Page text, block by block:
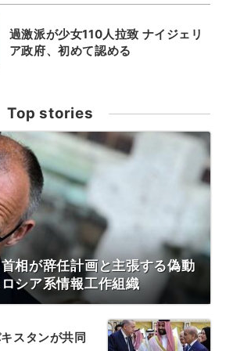
過激派が少女110人拉致 ナイジェリ
ア政府、初めて認める
Top stories
相が辞任計画と主張する偽動
シア系情報工作組織
スタンが共同